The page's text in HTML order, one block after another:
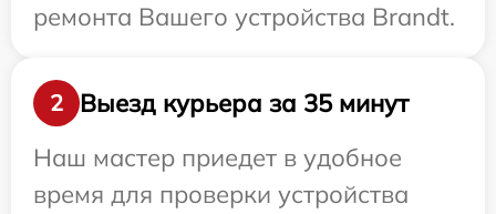
ремонта Вашего устройства Brandt.
2
Выезд курьера за 35 минут
Наш мастер приедет в удобное
время для проверки устройства